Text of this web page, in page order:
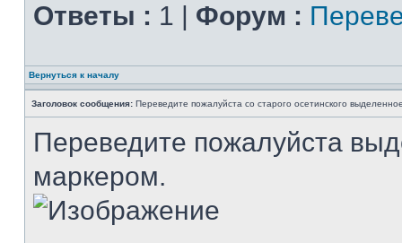
Ответы : 1 | Форум :
Вернуться к началу
Заголовок сообщения: Переведите пожалуйста со старого осетинского
Переведите пожалуйста
маркером.